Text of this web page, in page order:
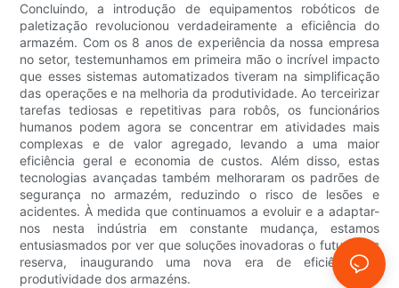
Concluindo, a introdução de equipamentos robóticos de
paletização revolucionou verdadeiramente a eficiência do
armazém. Com os 8 anos de experiência da nossa empresa
no setor, testemunhamos em primeira mão o incrível impacto
que esses sistemas automatizados tiveram na simplificação
das operações e na melhoria da produtividade. Ao terceirizar
tarefas tediosas e repetitivas para robôs, os funcionários
humanos podem agora se concentrar em atividades mais
complexas e de valor agregado, levando a uma maior
eficiência geral e economia de custos. Além disso, estas
tecnologias avançadas também melhoraram os padrões de
segurança no armazém, reduzindo o risco de lesões e
acidentes. À medida que continuamos a evoluir e a adaptar-
nos nesta indústria em constante mudança, estamos
entusiasmados por ver que soluções inovadoras o futuro nos
reserva, inaugurando uma nova era de eficiência e
produtividade dos armazéns.